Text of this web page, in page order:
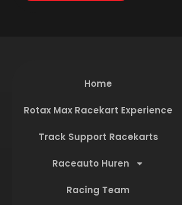
Home
Rotax Max Racekart Experience
Track Support Racekarts
Raceauto Huren
Racing Team